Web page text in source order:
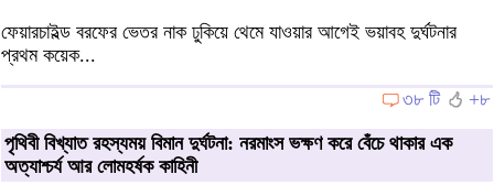
ফেয়ারচাইল্ড বরফের ভেতর নাক ঢুকিয়ে থেমে যাওয়ার আগেই ভয়াবহ দুর্ঘটনার
প্রথম কয়েক...
৩৮ টি
+৮
পৃথিবী বিখ্যাত রহস্যময় বিমান দুর্ঘটনা: নরমাংস ভক্ষণ করে বেঁচে থাকার এক
অত্যাশ্চর্য আর লোমহর্ষক কাহিনী